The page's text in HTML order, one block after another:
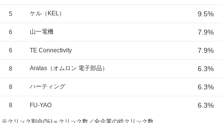
5 ケル（KEL） 9.5%
6 山一電機 7.9%
6 TE Connectivity 7.9%
8 Aratas（オムロン 電子部品） 6.3%
8 ハーティング 6.3%
8 FU-YAO 6.3%
※クリック割合(%)＝クリック数／全企業の総クリック数